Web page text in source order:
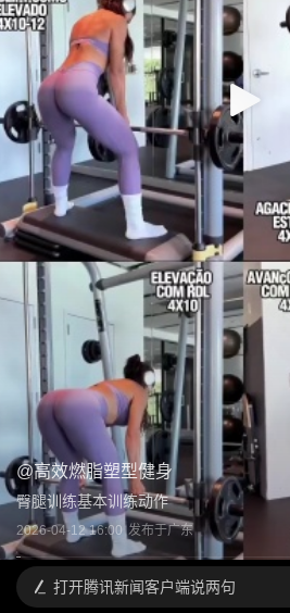
@高效燃脂塑型健身
臀腿训练基本训练动作
2026-04-12 16:00 发布于广东
打开腾讯新闻客户端说两句